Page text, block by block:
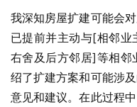
我深知房屋扩建可能会
已提前并主动与[相邻业
右舍及后方邻居]等相邻
绍了扩建方案和可能涉
意见和建议。在此过程